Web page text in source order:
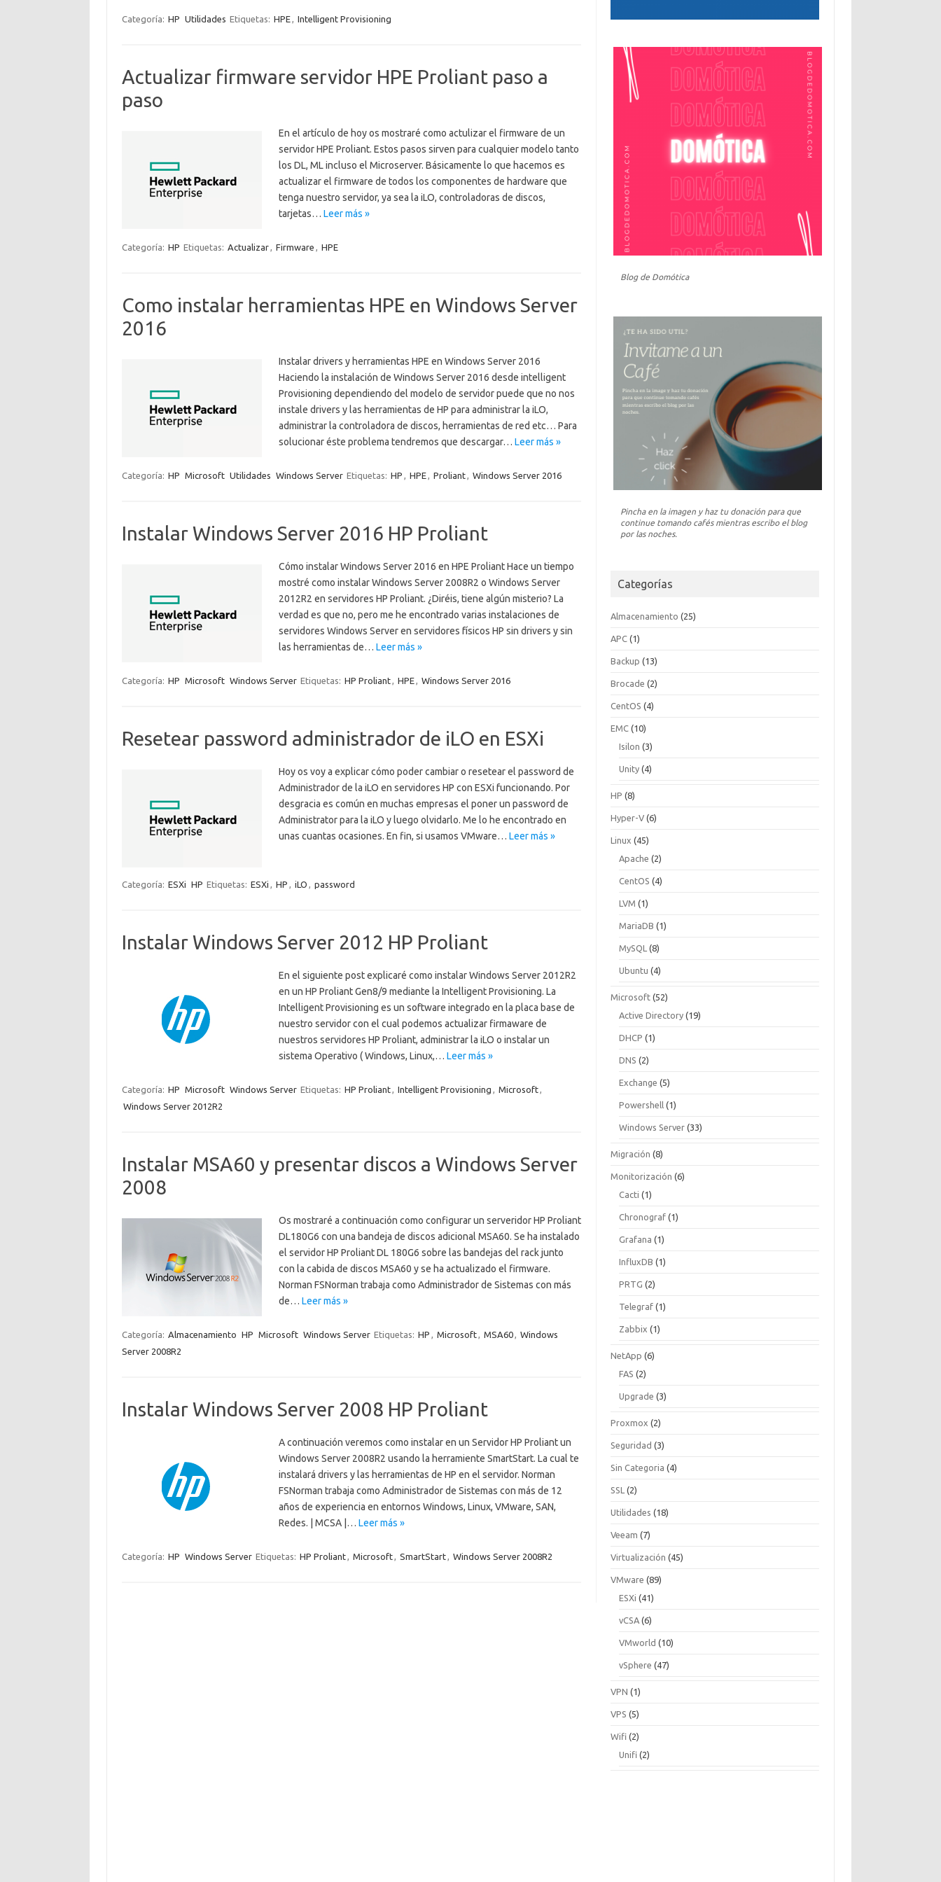
Categoría: HP Utilidades Etiquetas: HPE, Intelligent Provisioning
Actualizar firmware servidor HPE Proliant paso a
paso
En el artículo de hoy os mostraré como actulizar el firmware de un
servidor HPE Proliant. Estos pasos sirven para cualquier modelo tanto
los DL, ML incluso el Microserver. Básicamente lo que hacemos es
actualizar el firmware de todos los componentes de hardware que
tenga nuestro servidor, ya sea la iLO, controladoras de discos,
tarjetas… Leer más »
Categoría: HP Etiquetas: Actualizar, Firmware , HPE
Como instalar herramientas HPE en Windows Server
2016
Instalar drivers y herramientas HPE en Windows Server 2016
Haciendo la instalación de Windows Server 2016 desde intelligent
Provisioning dependiendo del modelo de servidor puede que no nos
instale drivers y las herramientas de HP para administrar la iLO,
administrar la controladora de discos, herramientas de red etc… Para
solucionar éste problema tendremos que descargar… Leer más »
Categoría: HP Microsoft Utilidades Windows Server Etiquetas: HP , HPE, Proliant, Windows Server 2016
Instalar Windows Server 2016 HP Proliant
Cómo instalar Windows Server 2016 en HPE Proliant Hace un tiempo
mostré como instalar Windows Server 2008R2 o Windows Server
2012R2 en servidores HP Proliant. ¿Diréis, tiene algún misterio? La
verdad es que no, pero me he encontrado varias instalaciones de
servidores Windows Server en servidores físicos HP sin drivers y sin
las herramientas de… Leer más »
Categoría: HP Microsoft Windows Server Etiquetas: HP Proliant, HPE, Windows Server 2016
Resetear password administrador de iLO en ESXi
Hoy os voy a explicar cómo poder cambiar o resetear el password de
Administrador de la iLO en servidores HP con ESXi funcionando. Por
desgracia es común en muchas empresas el poner un password de
Administrator para la iLO y luego olvidarlo. Me lo he encontrado en
unas cuantas ocasiones. En fin, si usamos VMware… Leer más »
Categoría: ESXi HP Etiquetas: ESXi , HP , iLO , password
Instalar Windows Server 2012 HP Proliant
En el siguiente post explicaré como instalar Windows Server 2012R2
en un HP Proliant Gen8/9 mediante la Intelligent Provisioning. La
Intelligent Provisioning es un software integrado en la placa base de
nuestro servidor con el cual podemos actualizar firmaware de
nuestros servidores HP Proliant, administrar la iLO o instalar un
sistema Operativo ( Windows, Linux,… Leer más »
Categoría: HP Microsoft Windows Server Etiquetas: HP Proliant, Intelligent Provisioning , Microsoft,
Windows Server 2012R2
Instalar MSA60 y presentar discos a Windows Server
2008
Os mostraré a continuación como configurar un serveridor HP Proliant
DL180G6 con una bandeja de discos adicional MSA60. Se ha instalado
el servidor HP Proliant DL 180G6 sobre las bandejas del rack junto
con la cabida de discos MSA60 y se ha actualizado el firmware.
Norman FSNorman trabaja como Administrador de Sistemas con más
de… Leer más »
Categoría: Almacenamiento HP Microsoft Windows Server Etiquetas: HP , Microsoft, MSA60, Windows
Server 2008R2
Instalar Windows Server 2008 HP Proliant
A continuación veremos como instalar en un Servidor HP Proliant un
Windows Server 2008R2 usando la herramiente SmartStart. La cual te
instalará drivers y las herramientas de HP en el servidor. Norman
FSNorman trabaja como Administrador de Sistemas con más de 12
años de experiencia en entornos Windows, Linux, VMware, SAN,
Redes. | MCSA |… Leer más »
Categoría: HP Windows Server Etiquetas: HP Proliant, Microsoft, SmartStart, Windows Server 2008R2
Blog de Domótica
Pincha en la imagen y haz tu donación para que
continue tomando cafés mientras escribo el blog
por las noches.
Categorías
Almacenamiento (25)
APC (1)
Backup (13)
Brocade (2)
CentOS (4)
EMC (10)
Isilon (3)
Unity (4)
HP (8)
Hyper-V (6)
Linux (45)
Apache (2)
CentOS (4)
LVM (1)
MariaDB (1)
MySQL (8)
Ubuntu (4)
Microsoft (52)
Active Directory (19)
DHCP (1)
DNS (2)
Exchange (5)
Powershell (1)
Windows Server (33)
Migración (8)
Monitorización (6)
Cacti (1)
Chronograf (1)
Grafana (1)
InfluxDB (1)
PRTG (2)
Telegraf (1)
Zabbix (1)
NetApp (6)
FAS (2)
Upgrade (3)
Proxmox (2)
Seguridad (3)
Sin Categoria (4)
SSL (2)
Utilidades (18)
Veeam (7)
Virtualización (45)
VMware (89)
ESXi (41)
vCSA (6)
VMworld (10)
vSphere (47)
VPN (1)
VPS (5)
Wifi (2)
Unifi (2)